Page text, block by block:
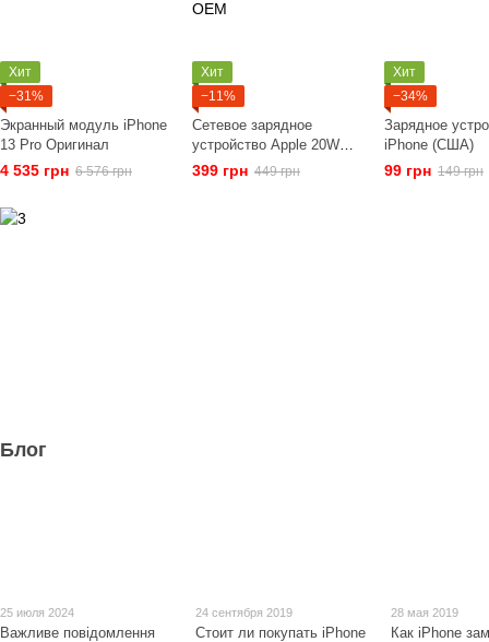
Хит
−31%
Экранный модуль iPhone
13 Pro Оригинал
4 535 грн 6 576 грн
Хит
−11%
Сетевое зарядное
устройство Apple 20W
Type-C Charger White
399 грн 449 грн
Хит
−34%
Зарядное
iPhone (США)
99 грн 149 грн
Блог
25 июля 2024
Важливе повідомлення
24 сентября 2019
Стоит ли покупать iPhone
28 мая 2019
Как iPhone